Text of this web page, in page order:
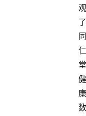
观
了
同
仁
堂
健
康
数